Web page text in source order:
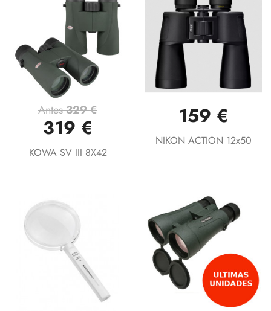
Antes329 €
319 €
KOWA SV III 8X42
159 €
NIKON ACTION 12x50